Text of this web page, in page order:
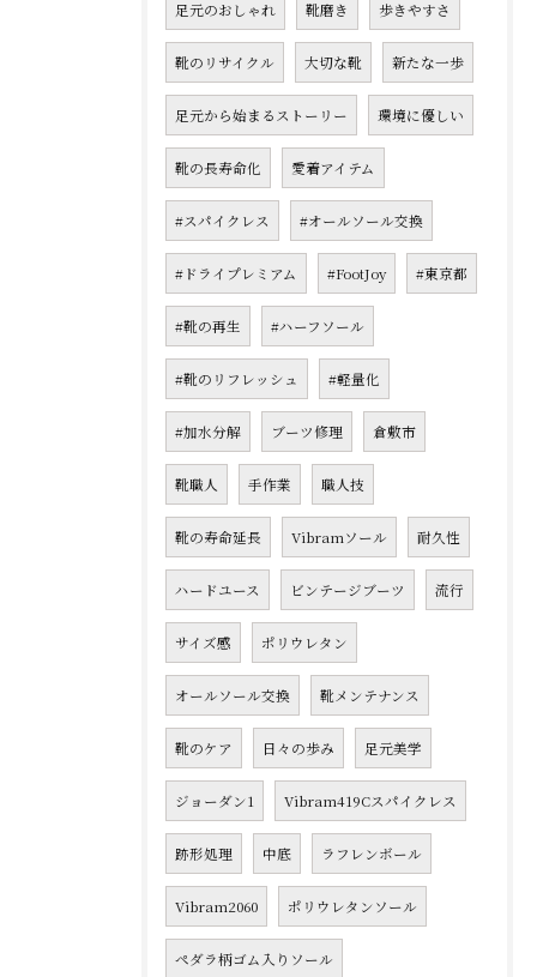
足元のおしゃれ 靴磨き 歩きやすさ
靴のリサイクル 大切な靴 新たな一歩
足元から始まるストーリー 環境に優しい
靴の長寿命化 愛着アイテム
#スパイクレス #オールソール交換
#ドライプレミアム #FootJoy #東京都
#靴の再生 #ハーフソール
#靴のリフレッシュ #軽量化
#加水分解 ブーツ修理 倉敷市
靴職人 手作業 職人技
靴の寿命延長 Vibramソール 耐久性
ハードユース ビンテージブーツ 流行
サイズ感 ポリウレタン
オールソール交換 靴メンテナンス
靴のケア 日々の歩み 足元美学
ジョーダン1 Vibram419Cスパイクレス
跡形処理 中底 ラフレンボール
Vibram2060 ポリウレタンソール
ペダラ柄ゴム入りソール